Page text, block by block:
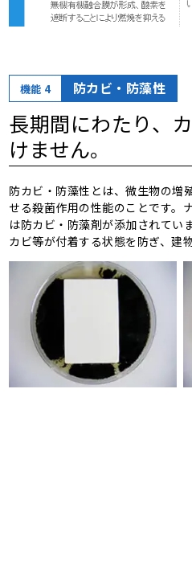
機能 4 防カビ・防藻性
長期間にわたり、
けません。
防カビ・防藻性とは、微生物の増
せる殺菌作用の性能のことです。
は防カビ・防藻剤が添加されてい
カビ等が付着する状態を防ぎ、建